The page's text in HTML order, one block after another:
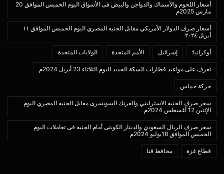
أسعار اللحوم والأسماك والدواجن والبيض فى الأسواق اليوم الخميس الموافق 20
مارس 2025م
أسعار صرف الدولار الأمريكي مقابل الجنيه المصري اليوم الخميس الموافق ١١
أبريل ٢٠٢٤
أوكرانيا: إسرائيل الأمم المتحدة الولايات المتحدة
تعرف على مواعيد قطارات السكة الحديد اليوم الثلاثاء 23 أبريل 2024م
حركة حماس
سعر صرف الجنيه الاسترليني والفرنك السويسرى مقابل الجنيه المصري اليوم
الإثنين 12 أغسطس 2024م
سعر صرف الريال السعودي والدينار الكويتى أمام الجنيه فى تعاملات اليوم
الخميس الموافق 18يوليو 2024م
قطاع غزة محافظ قنا